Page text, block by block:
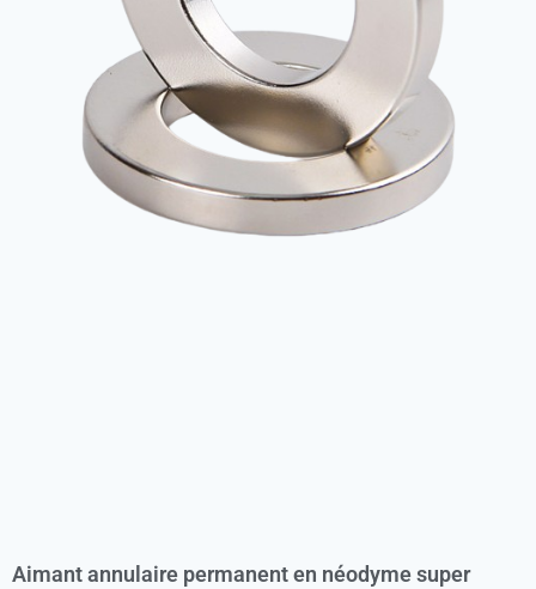
Aimant annulaire permanent en néodyme super